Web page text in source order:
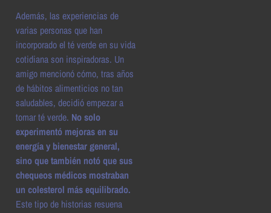
Además, las experiencias de
varias personas que han
incorporado el té verde en su vida
cotidiana son inspiradoras. Un
amigo mencionó cómo, tras años
de hábitos alimenticios no tan
saludables, decidió empezar a
tomar té verde. No solo
experimentó mejoras en su
energía y bienestar general,
sino que también notó que sus
chequeos médicos mostraban
un colesterol más equilibrado.
Este tipo de historias resuena